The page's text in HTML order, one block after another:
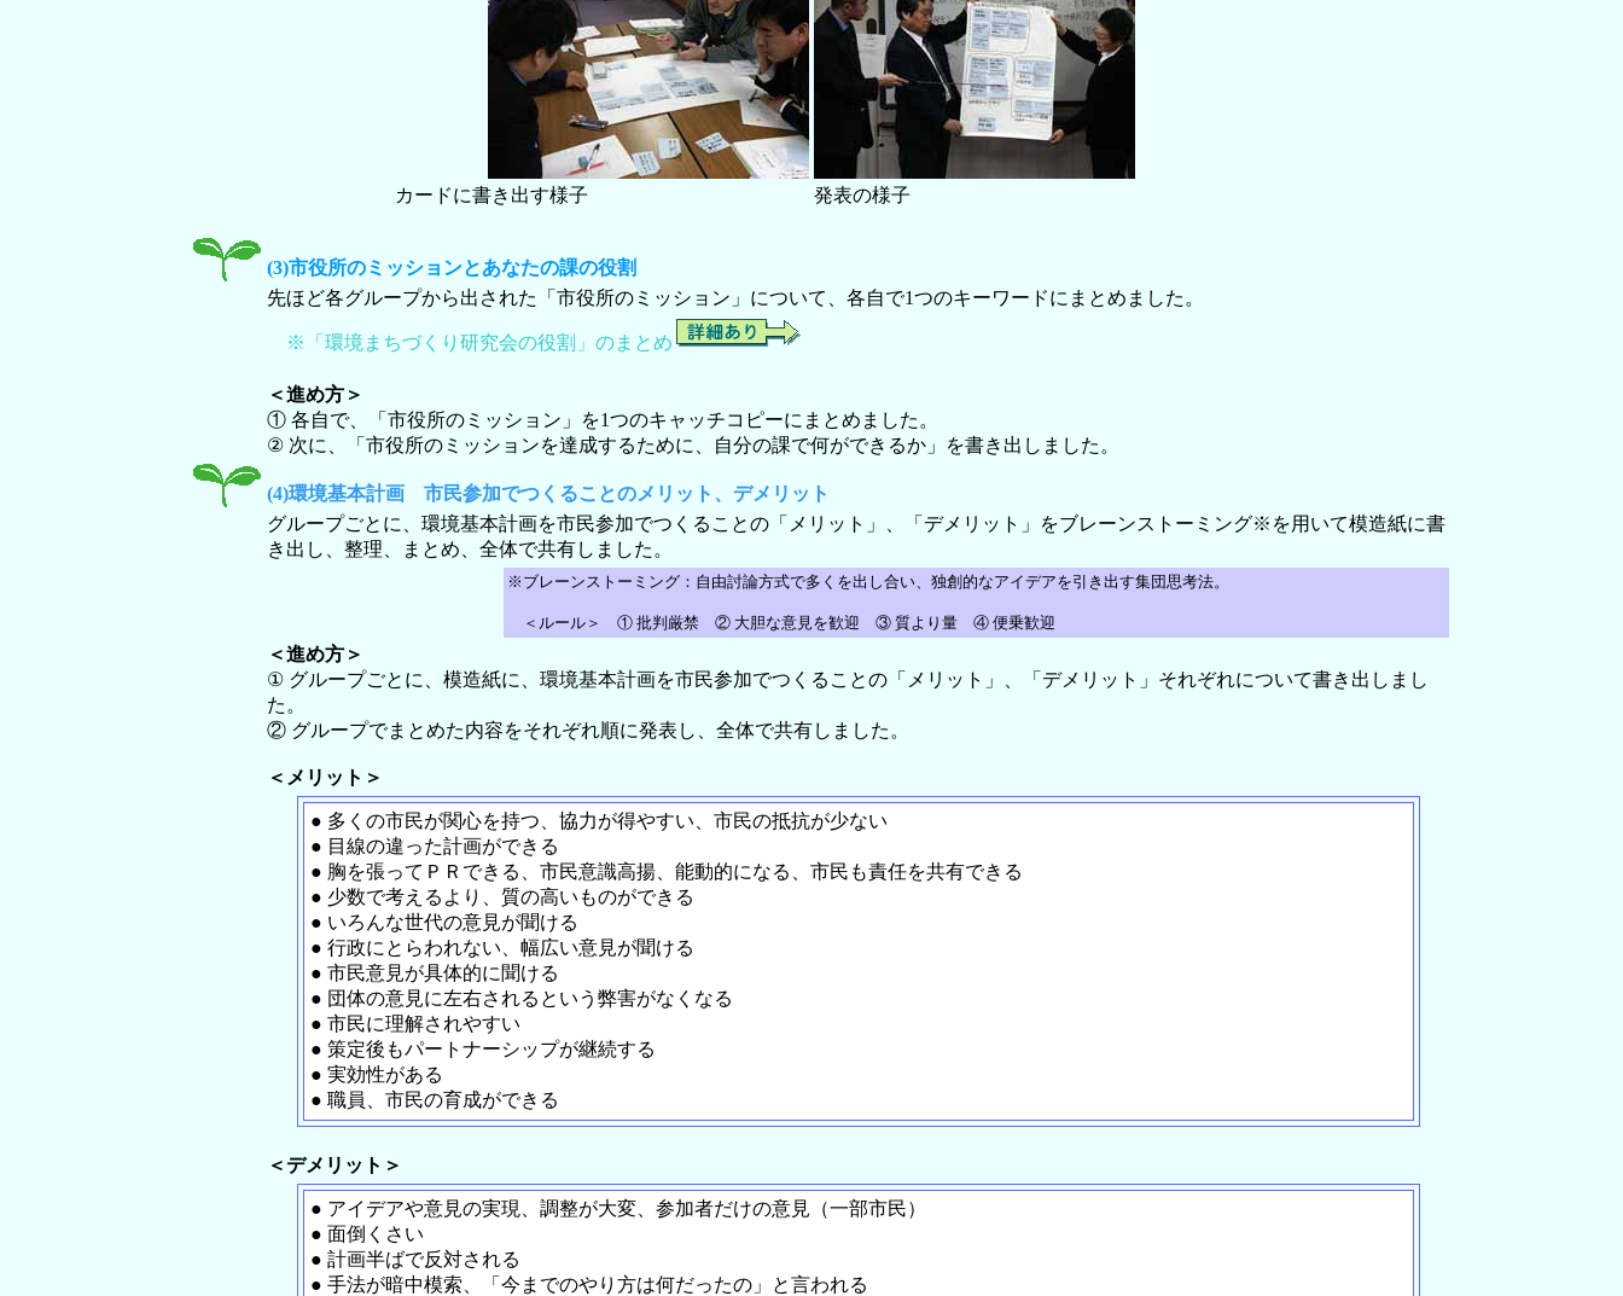
カードに書き出す様子 発表の様子
(3)市役所のミッションとあなたの課の役割
先ほど各グループから出された「市役所のミッション」について、各自で1つのキーワードにまとめました。
※「環境まちづくり研究会の役割」のまとめ
＜進め方＞
① 各自で、「市役所のミッション」を1つのキャッチコピーにまとめました。
② 次に、「市役所のミッションを達成するために、自分の課で何ができるか」を書き出しました。
(4)環境基本計画 市民参加でつくることのメリット、デメリット
グループごとに、環境基本計画を市民参加でつくることの「メリット」、「デメリット」をブレーンストーミング※を用いて模造紙に書
き出し、整理、まとめ、全体で共有しました。
※ブレーンストーミング：自由討論方式で多くを出し合い、独創的なアイデアを引き出す集団思考法。
＜ルール＞ ① 批判厳禁 ② 大胆な意見を歓迎 ③ 質より量 ④ 便乗歓迎
＜進め方＞
① グループごとに、模造紙に、環境基本計画を市民参加でつくることの「メリット」、「デメリット」それぞれについて書き出しまし
た。
② グループでまとめた内容をそれぞれ順に発表し、全体で共有しました。
＜メリット＞
● 多くの市民が関心を持つ、協力が得やすい、市民の抵抗が少ない
● 目線の違った計画ができる
● 胸を張ってＰＲできる、市民意識高揚、能動的になる、市民も責任を共有できる
● 少数で考えるより、質の高いものができる
● いろんな世代の意見が聞ける
● 行政にとらわれない、幅広い意見が聞ける
● 市民意見が具体的に聞ける
● 団体の意見に左右されるという弊害がなくなる
● 市民に理解されやすい
● 策定後もパートナーシップが継続する
● 実効性がある
● 職員、市民の育成ができる
＜デメリット＞
● アイデアや意見の実現、調整が大変、参加者だけの意見（一部市民）
● 面倒くさい
● 計画半ばで反対される
● 手法が暗中模索、「今までのやり方は何だったの」と言われる